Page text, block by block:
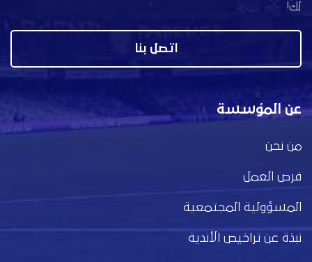
لك!
اتصل بنا
عن المؤسسة
من نحن
فرص العمل
المسؤولية المجتمعية
نبذة عن تراخيص الأندية